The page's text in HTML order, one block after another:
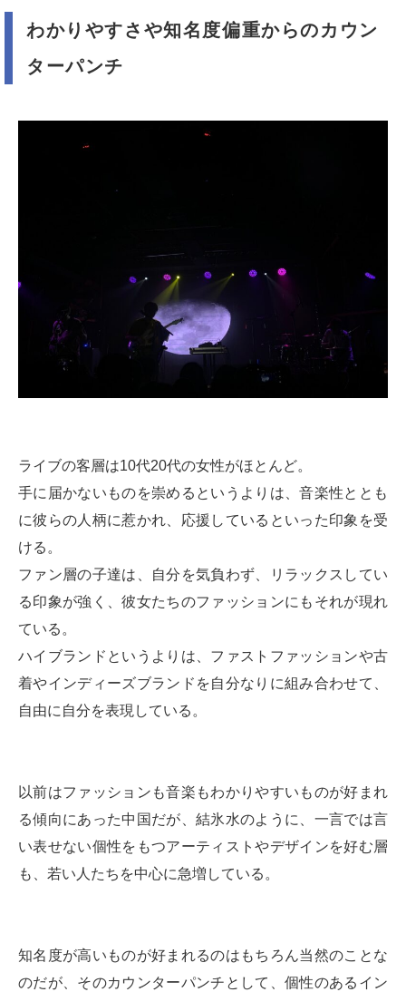
わかりやすさや知名度偏重からのカウン
ターパンチ
ライブの客層は10代20代の女性がほとんど。
手に届かないものを崇めるというよりは、音楽性ととも
に彼らの人柄に惹かれ、応援しているといった印象を受
ける。
ファン層の子達は、自分を気負わず、リラックスしてい
る印象が強く、彼女たちのファッションにもそれが現れ
ている。
ハイブランドというよりは、ファストファッションや古
着やインディーズブランドを自分なりに組み合わせて、
自由に自分を表現している。
以前はファッションも音楽もわかりやすいものが好まれ
る傾向にあった中国だが、結氷水のように、一言では言
い表せない個性をもつアーティストやデザインを好む層
も、若い人たちを中心に急増している。
知名度が高いものが好まれるのはもちろん当然のことな
のだが、そのカウンターパンチとして、個性のあるイン